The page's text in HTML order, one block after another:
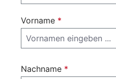
Vorname *
Nachname *